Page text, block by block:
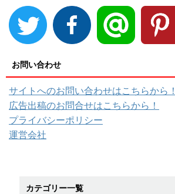
お問い合わせ
サイトへのお問い合わせはこちらから！
広告出稿のお問合せはこちらから！
プライバシーポリシー
運営会社
カテゴリー一覧